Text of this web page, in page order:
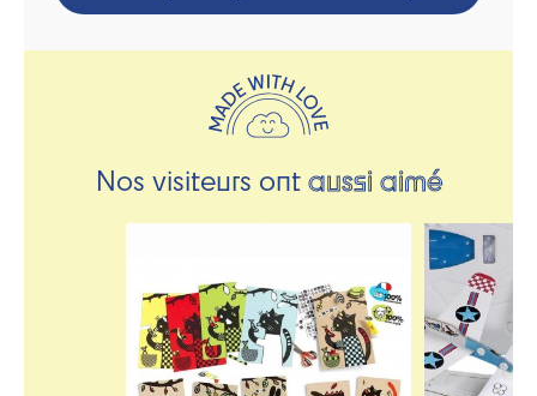
Nos visiteurs ontaussi aimé